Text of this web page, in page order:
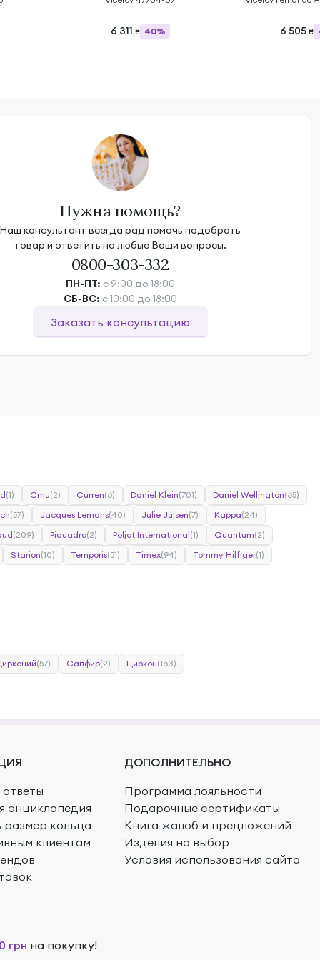
6 311 ₴ 40% 6 505 ₴
Нужна помощь?
Наш консультант всегда рад помочь подобрать
товар и ответить на любые Ваши вопросы.
0800-303-332
ПН-ПТ: с 9:00 до 18:00
СБ-ВС: с 10:00 до 18:00
Заказать консультацию
(1) Crrju(2) Curren(6) Daniel Klein(701) Daniel Wellington(65)
(57) Jacques Lemans(40) Julie Julsen(7) Kappa(24)
(209) Piquadro(2) Poljot International(1) Quantum(2)
Starion(10) Temporis(51) Timex(94) Tommy Hilfiger(1)
(57) Сапфир(2) Циркон(163)
энциклопедия
размер кольца
клиентам
ДОПОЛНИТЕЛЬНО
Программа лояльности
Подарочные сертификаты
Книга жалоб и предложений
Изделия на выбор
Условия использования сайта
грн на покупку!